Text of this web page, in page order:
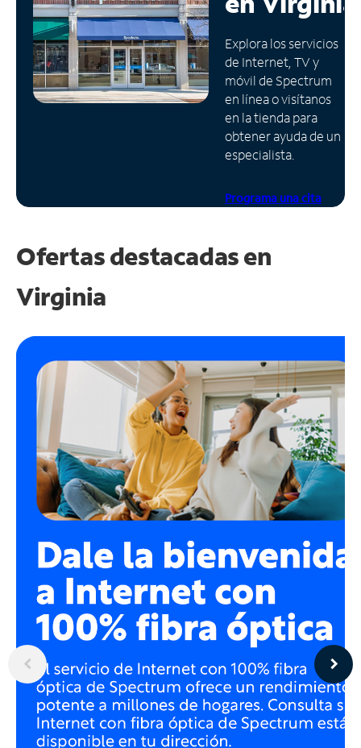
Administrar
cuenta
Encuentra
una
tienda
Explora los servicios
de Internet, TV y
móvil de Spectrum
en línea o visítanos
en la tienda para
obtener ayuda de un
especialista.
Programa una cita
Ofertas destacadas en
Virginia